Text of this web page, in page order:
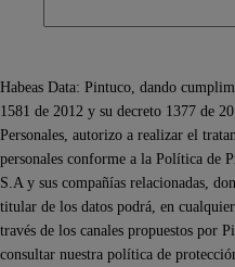
Habeas Data: Pintuco, dando
1581 de 2012 y su decreto 1377 de
Personales, autorizo a realizar el
personales conforme a la Política de
S.A y sus compañías relacionadas,
titular de los datos podrá, en
través de los canales propuestos por
consultar nuestra política de